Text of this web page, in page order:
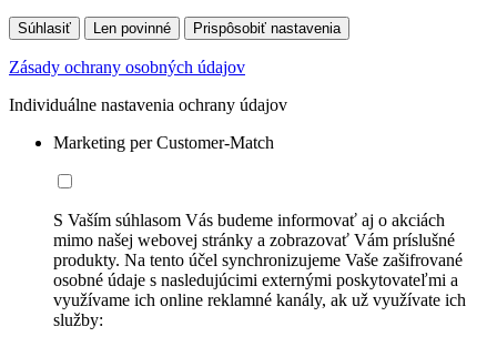
Súhlasiť Len povinné Prispôsobiť nastavenia
Zásady ochrany osobných údajov
Individuálne nastavenia ochrany údajov
Marketing per Customer-Match
S Vaším súhlasom Vás budeme informovať aj o akciách
mimo našej webovej stránky a zobrazovať Vám príslušné
produkty. Na tento účel synchronizujeme Vaše zašifrované
osobné údaje s nasledujúcimi externými poskytovateľmi a
využívame ich online reklamné kanály, ak už využívate ich
služby: